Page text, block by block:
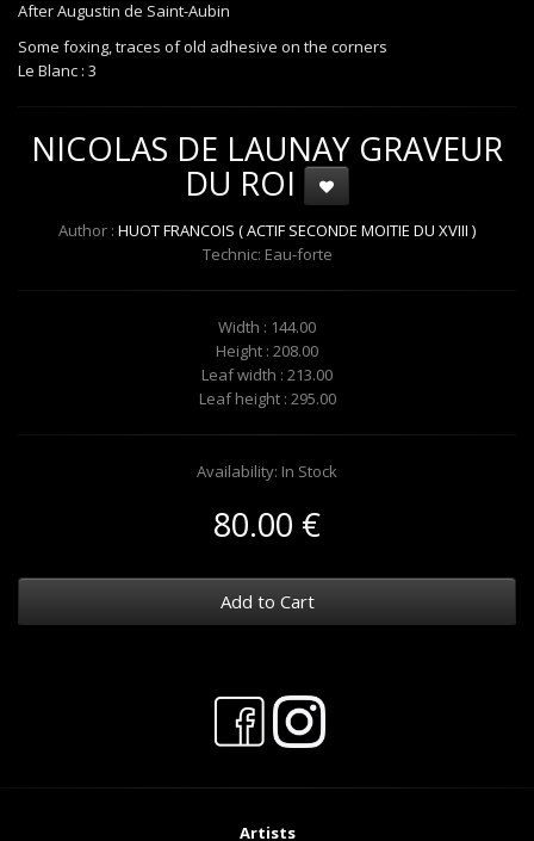
After Augustin de Saint-Aubin
Some foxing, traces of old adhesive on the corners
Le Blanc : 3
NICOLAS DE LAUNAY GRAVEUR
DU ROI
Author : HUOT FRANCOIS ( ACTIF SECONDE MOITIE DU XVIII )
Technic: Eau-forte
Width : 144.00
Height : 208.00
Leaf width : 213.00
Leaf height : 295.00
Availability: In Stock
80.00 €
Add to Cart
Artists